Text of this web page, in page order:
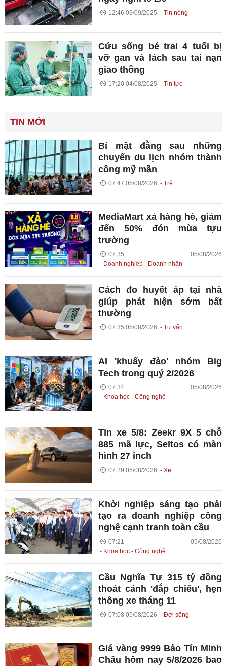
12:46 03/09/2025 Tin nóng
Cứu sống bé trai 4 tuổi bị
vỡ gan và lách sau tai nạn
giao thông
17:20 04/08/2025 Tin tức
TIN MỚI
Bí mật đằng sau những
chuyến du lịch nhóm thành
công mỹ mãn
07:47 05/08/2026 Trẻ
MediaMart xả hàng hè, giảm
đến 50% đón mùa tựu
trường
07:35 05/08/2026
Doanh nghiệp - Doanh nhân
Cách đo huyết áp tại nhà
giúp phát hiện sớm bất
thường
07:35 05/08/2026 Tư vấn
AI 'khuấy đảo' nhóm Big
Tech trong quý 2/2026
07:34 05/08/2026
Khoa học - Công nghệ
Tin xe 5/8: Zeekr 9X 5 chỗ
885 mã lực, Seltos có màn
hình 27 inch
07:29 05/08/2026 Xe
Khởi nghiệp sáng tạo phải
tạo ra doanh nghiệp công
nghệ cạnh tranh toàn cầu
07:21 05/08/2026
Khoa học - Công nghệ
Cầu Nghĩa Tự 315 tỷ đồng
thoát cảnh 'đắp chiếu', hẹn
thông xe tháng 11
07:08 05/08/2026 Đời sống
Giá vàng 9999 Bảo Tín Minh
Châu hôm nay 5/8/2026 bao